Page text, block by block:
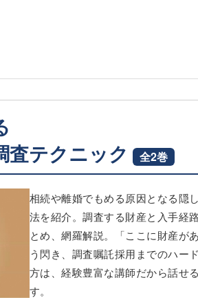
査テクニック
全2巻
相続や離婚でもめる原因となる隠
法を紹介。調査する財産と入手経
とめ、網羅解説。「ここに財産が
う閃き、調査嘱託採用までのハー
方は、経験豊富な講師だから話せ
す。